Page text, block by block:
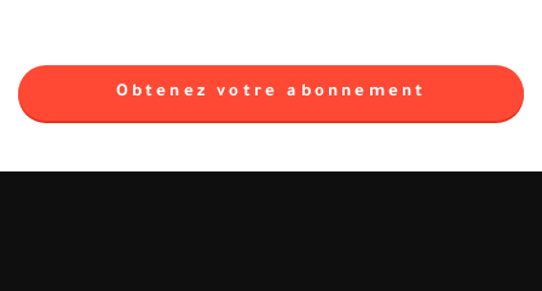
Obtenez votre abonnement